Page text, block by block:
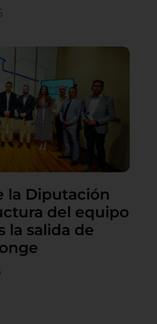
la Diputación
del equipo
la salida de